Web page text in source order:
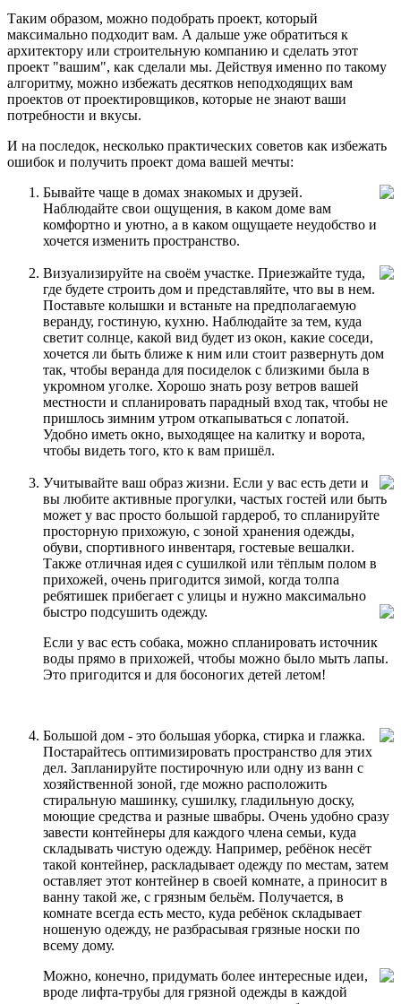
Таким образом, можно подобрать проект, который
максимально подходит вам. А дальше уже обратиться к
архитектору или строительную компанию и сделать этот
проект "вашим", как сделали мы. Действуя именно по такому
алгоритму, можно избежать десятков неподходящих вам
проектов от проектировщиков, которые не знают ваши
потребности и вкусы.
И на последок, несколько практических советов как избежать
ошибок и получить проект дома вашей мечты:
Бывайте чаще в домах знакомых и друзей.
Наблюдайте свои ощущения, в каком доме вам
комфортно и уютно, а в каком ощущаете неудобство и
хочется изменить пространство.
Визуализируйте на своём участке. Приезжайте туда,
где будете строить дом и представляйте, что вы в нем.
Поставьте колышки и встаньте на предполагаемую
веранду, гостиную, кухню. Наблюдайте за тем, куда
светит солнце, какой вид будет из окон, какие соседи,
хочется ли быть ближе к ним или стоит развернуть дом
так, чтобы веранда для посиделок с близкими была в
укромном уголке. Хорошо знать розу ветров вашей
местности и спланировать парадный вход так, чтобы не
пришлось зимним утром откапываться с лопатой.
Удобно иметь окно, выходящее на калитку и ворота,
чтобы видеть того, кто к вам пришёл.
Учитывайте ваш образ жизни. Если у вас есть дети и
вы любите активные прогулки, частых гостей или быть
может у вас просто большой гардероб, то спланируйте
просторную прихожую, с зоной хранения одежды,
обуви, спортивного инвентаря, гостевые вешалки.
Также отличная идея с сушилкой или тёплым полом в
прихожей, очень пригодится зимой, когда толпа
ребятишек прибегает с улицы и нужно максимально
быстро подсушить одежду.
Если у вас есть собака, можно спланировать источник
воды прямо в прихожей, чтобы можно было мыть лапы.
Это пригодится и для босоногих детей летом!
Большой дом - это большая уборка, стирка и глажка.
Постарайтесь оптимизировать пространство для этих
дел. Запланируйте постирочную или одну из ванн с
хозяйственной зоной, где можно расположить
стиральную машинку, сушилку, гладильную доску,
моющие средства и разные швабры. Очень удобно сразу
завести контейнеры для каждого члена семьи, куда
складывать чистую одежду. Например, ребёнок несёт
такой контейнер, раскладывает одежду по местам, затем
оставляет этот контейнер в своей комнате, а приносит в
ванну такой же, с грязным бельём. Получается, в
комнате всегда есть место, куда ребёнок складывает
ношеную одежду, не разбрасывая грязные носки по
всему дому.
Можно, конечно, придумать более интересные идеи,
вроде лифта-трубы для грязной одежды в каждой